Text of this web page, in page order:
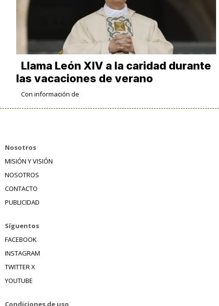
Llama León XIV a la caridad durante
las vacaciones de verano
Con información de
Nosotros
MISIÓN Y VISIÓN
NOSOTROS
CONTACTO
PUBLICIDAD
Síguentos
FACEBOOK
INSTAGRAM
TWITTER X
YOUTUBE
Condiciones de uso